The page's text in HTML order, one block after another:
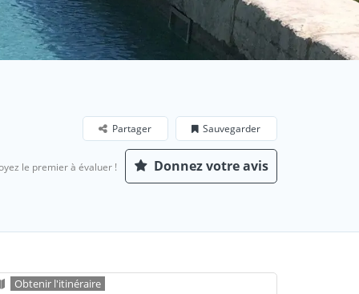
Sauvegarder
Partager
le premier à évaluer ! Donnez votre avis
Obtenir l'itinéraire